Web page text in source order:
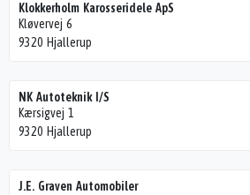
Klokkerholm Karosseridele ApS
Kløvervej 6
9320 Hjallerup
NK Autoteknik I/S
Kærsigvej 1
9320 Hjallerup
J.E. Graven Automobiler